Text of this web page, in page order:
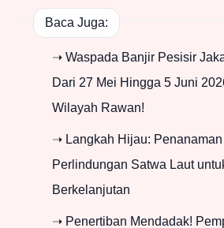
Baca Juga:
➝ Waspada Banjir Pesisir
Dari 27 Mei Hingga 5 Juni
Wilayah Rawan!
➝ Langkah Hijau:
Perlindungan Satwa Laut
Berkelanjutan
➝ Penertiban Mendadak!